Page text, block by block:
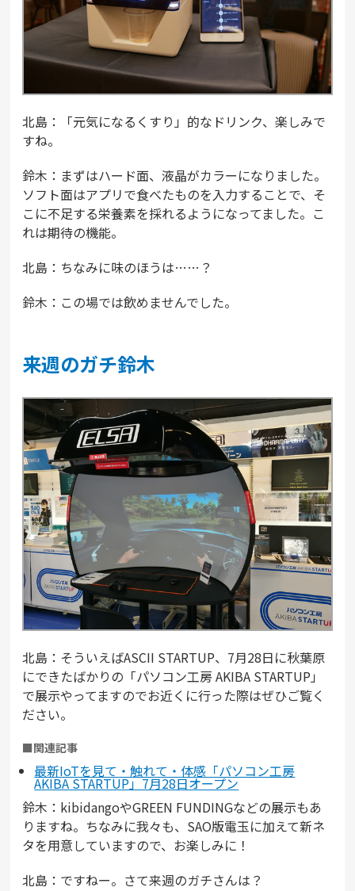
北島：「元気になるくすり」的なドリンク、楽しみで
すね。
鈴木：まずはハード面、液晶がカラーになりました。
ソフト面はアプリで食べたものを入力することで、そ
こに不足する栄養素を採れるようになってました。こ
れは期待の機能。
北島：ちなみに味のほうは……？
鈴木：この場では飲めませんでした。
来週のガチ鈴木
北島：そういえばASCII STARTUP、7月28日に秋葉原
にできたばかりの「パソコン工房 AKIBA STARTUP」
で展示やってますのでお近くに行った際はぜひご覧く
ださい。
■関連記事
最新IoTを見て・触れて・体感「パソコン工房
AKIBA STARTUP」7月28日オープン
鈴木：kibidangoやGREEN FUNDINGなどの展示もあ
りますね。ちなみに我々も、SAO版電玉に加えて新ネ
タを用意していますので、お楽しみに！
北島：ですねー。さて来週のガチさんは？